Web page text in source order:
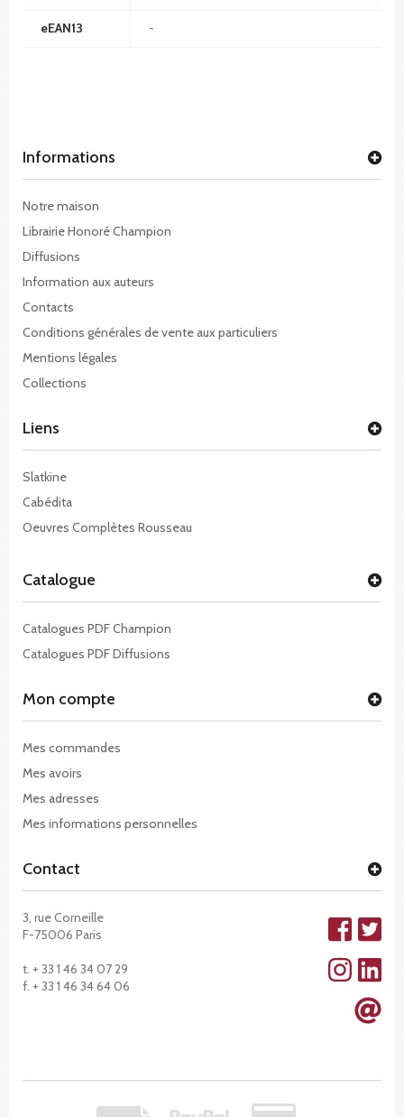
eEAN13 -
Informations
Notre maison
Librairie Honoré Champion
Diffusions
Information aux auteurs
Contacts
Conditions générales de vente aux particuliers
Mentions légales
Collections
Liens
Slatkine
Cabédita
Oeuvres Complètes Rousseau
Catalogue
Catalogues PDF Champion
Catalogues PDF Diffusions
Mon compte
Mes commandes
Mes avoirs
Mes adresses
Mes informations personnelles
Contact
3, rue Corneille
F-75006 Paris
t. + 33 1 46 34 07 29
f. + 33 1 46 34 64 06